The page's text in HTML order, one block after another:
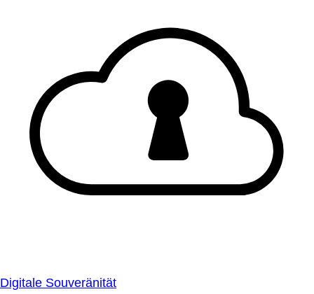
Digitale Souveränität